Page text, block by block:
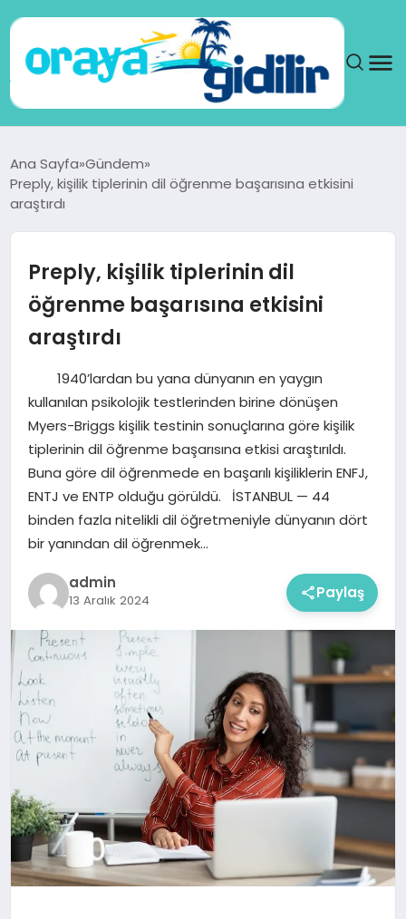
SAĞLIK
SEYAHAT
TEKNOLOJI
YAŞAM
Ana Sayfa Gündem
Preply, kişilik tiplerinin dil öğrenme başarısına etkisini
araştırdı
Preply, kişilik tiplerinin dil
öğrenme başarısına etkisini
araştırdı
1940’lardan bu yana dünyanın en yaygın
kullanılan psikolojik testlerinden birine dönüşen
Myers-Briggs kişilik testinin sonuçlarına göre kişilik
tiplerinin dil öğrenme başarısına etkisi araştırıldı.
Buna göre dil öğrenmede en başarılı kişiliklerin ENFJ,
ENTJ ve ENTP olduğu görüldü. İSTANBUL — 44
binden fazla nitelikli dil öğretmeniyle dünyanın dört
bir yanından dil öğrenmek…
admin
13 Aralık 2024 Paylaş